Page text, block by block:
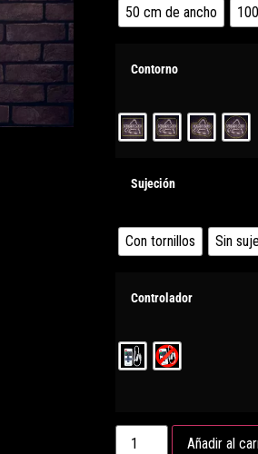
50 cm de ancho
Contorno
Sujeción
Con tornillos Sin
Controlador
Añadir al